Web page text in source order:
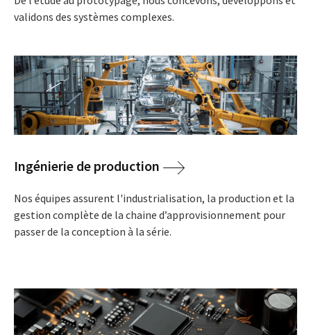
validons des systèmes complexes.
Ingénierie de production
Nos équipes assurent l'industrialisation, la production et la
gestion complète de la chaine d’approvisionnement pour
passer de la conception à la série.